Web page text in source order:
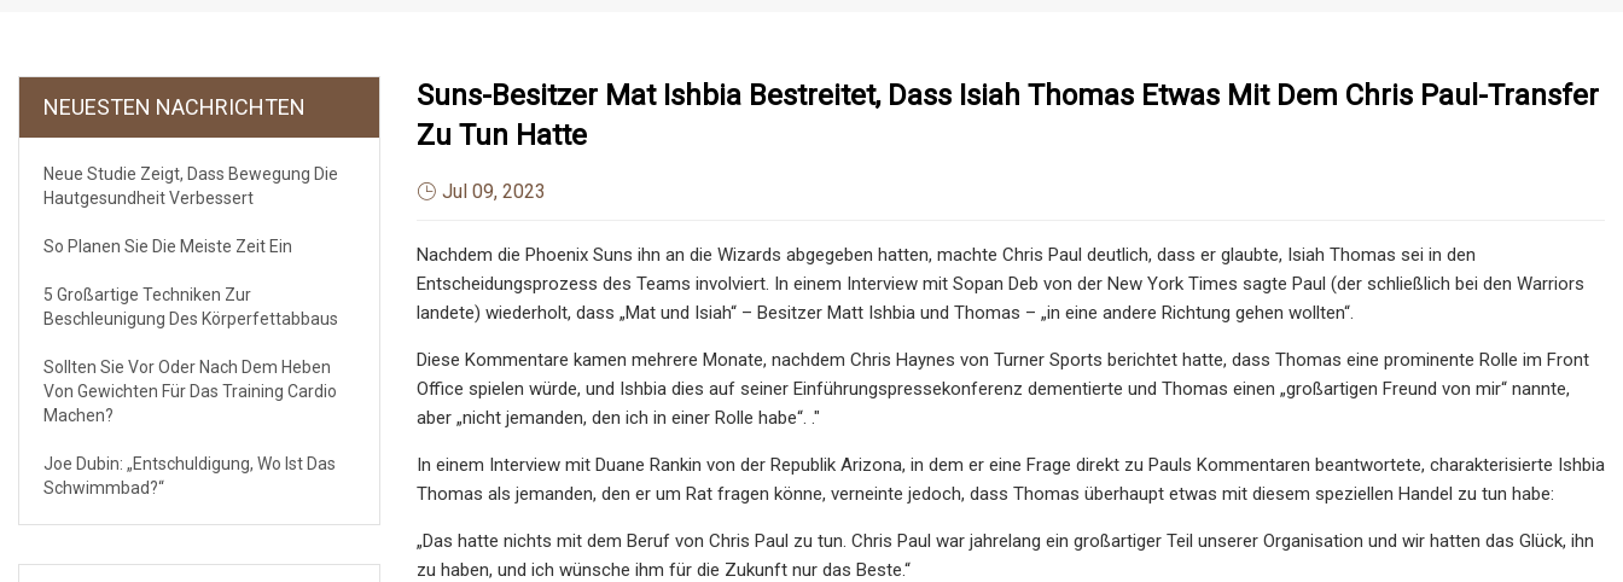
NEUESTEN NACHRICHTEN
Neue Studie Zeigt, Dass Bewegung Die
Hautgesundheit Verbessert
So Planen Sie Die Meiste Zeit Ein
5 Großartige Techniken Zur
Beschleunigung Des Körperfettabbaus
Sollten Sie Vor Oder Nach Dem Heben
Von Gewichten Für Das Training Cardio
Machen?
Joe Dubin: „Entschuldigung, Wo Ist Das
Schwimmbad?“
Suns-Besitzer Mat Ishbia Bestreitet, Dass Isiah Thomas Etwas Mit Dem Chris Paul-Transfer
Zu Tun Hatte
Jul 09, 2023
Nachdem die Phoenix Suns ihn an die Wizards abgegeben hatten, machte Chris Paul deutlich, dass er glaubte, Isiah Thomas sei in den
Entscheidungsprozess des Teams involviert. In einem Interview mit Sopan Deb von der New York Times sagte Paul (der schließlich bei den Warriors
landete) wiederholt, dass „Mat und Isiah“ – Besitzer Matt Ishbia und Thomas – „in eine andere Richtung gehen wollten“.
Diese Kommentare kamen mehrere Monate, nachdem Chris Haynes von Turner Sports berichtet hatte, dass Thomas eine prominente Rolle im Front
Office spielen würde, und Ishbia dies auf seiner Einführungspressekonferenz dementierte und Thomas einen „großartigen Freund von mir“ nannte,
aber „nicht jemanden, den ich in einer Rolle habe“. ."
In einem Interview mit Duane Rankin von der Republik Arizona, in dem er eine Frage direkt zu Pauls Kommentaren beantwortete, charakterisierte Ishbia
Thomas als jemanden, den er um Rat fragen könne, verneinte jedoch, dass Thomas überhaupt etwas mit diesem speziellen Handel zu tun habe:
„Das hatte nichts mit dem Beruf von Chris Paul zu tun. Chris Paul war jahrelang ein großartiger Teil unserer Organisation und wir hatten das Glück, ihn
zu haben, und ich wünsche ihm für die Zukunft nur das Beste.“